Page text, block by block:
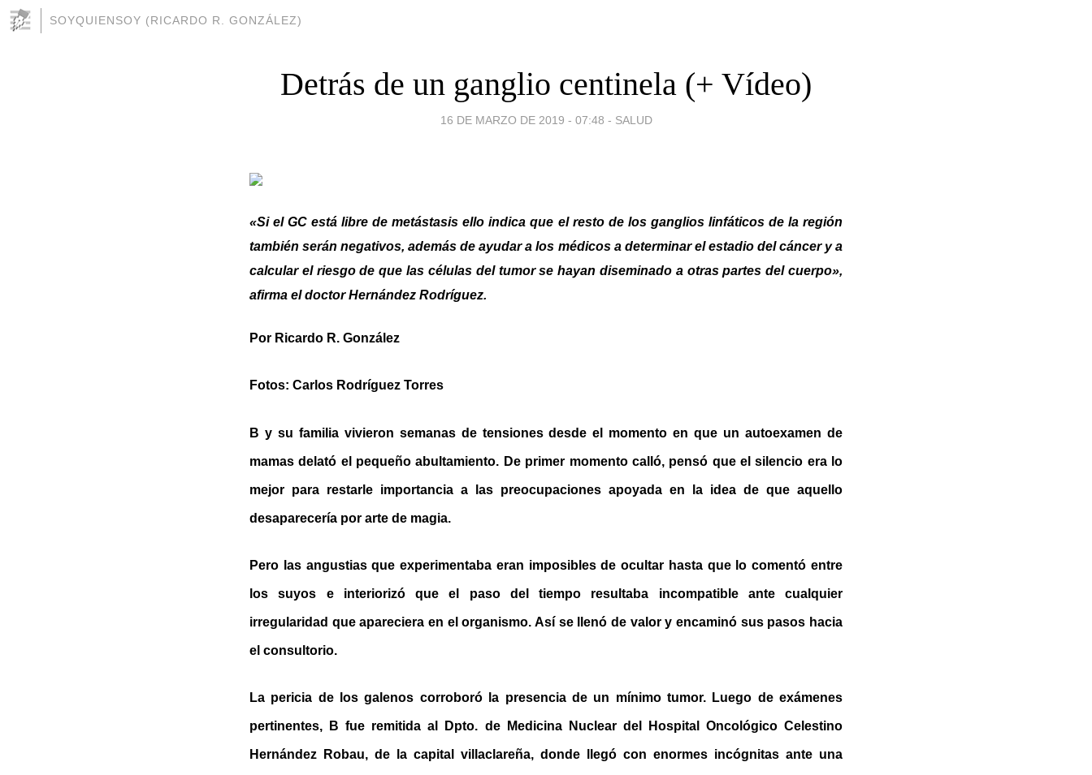
SOYQUIENSOY (RICARDO R. GONZÁLEZ)
Detrás de un ganglio centinela (+ Vídeo)
16 DE MARZO DE 2019 - 07:48 - SALUD
«Si el GC está libre de metástasis ello indica que el resto de los ganglios linfáticos de la región
también serán negativos, además de ayudar a los médicos a determinar el estadio del cáncer y a
calcular el riesgo de que las células del tumor se hayan diseminado a otras partes del cuerpo»,
afirma el doctor Hernández Rodríguez.
Por Ricardo R. González
Fotos: Carlos Rodríguez Torres
B y su familia vivieron semanas de tensiones desde el momento en que un autoexamen de
mamas delató el pequeño abultamiento. De primer momento calló, pensó que el silencio era lo
mejor para restarle importancia a las preocupaciones apoyada en la idea de que aquello
desaparecería por arte de magia.
Pero las angustias que experimentaba eran imposibles de ocultar hasta que lo comentó entre
los suyos e interiorizó que el paso del tiempo resultaba incompatible ante cualquier
irregularidad que apareciera en el organismo. Así se llenó de valor y encaminó sus pasos hacia
el consultorio.
La pericia de los galenos corroboró la presencia de un mínimo tumor. Luego de exámenes
pertinentes, B fue remitida al Dpto. de Medicina Nuclear del Hospital Oncológico Celestino
Hernández Robau, de la capital villaclareña, donde llegó con enormes incógnitas ante una